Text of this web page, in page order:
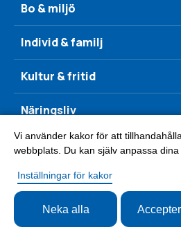
Bo & miljö
Individ & familj
Kultur & fritid
Näringsliv
Se & göra
Vi använder kakor för att
webbplats. Du kan själv anpassa
Inställningar för kakor
Neka alla